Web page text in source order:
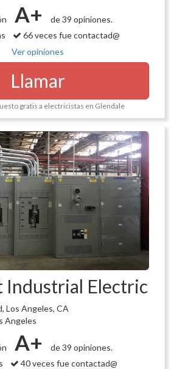
A+
de 39 opiniones.
66 veces fue contactad@
Ver opiniones
Llamar
gratis a electricistas en Glendale
Industrial Electric
Los Angeles, CA
Angeles
A+
de 39 opiniones.
40 veces fue contactad@